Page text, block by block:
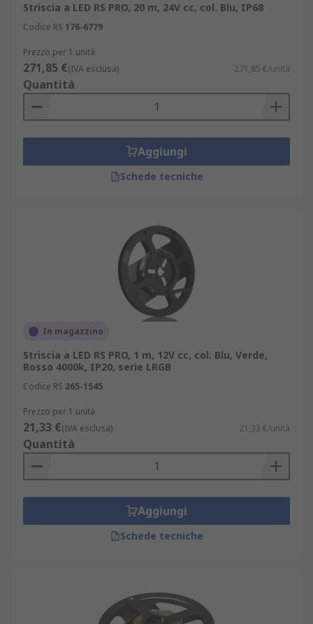
Striscia a LED RS PRO, 20 m, 24V cc, col. Blu, IP68
Codice RS 176-6779
Prezzo per 1 unità
271,85 €(IVA esclusa) 271,85 €/unità
Quantità
Aggiungi
Schede tecniche
In magazzino
Striscia a LED RS PRO, 1 m, 12V cc, col. Blu, Verde,
Rosso 4000k, IP20, serie LRGB
Codice RS 265-1545
Prezzo per 1 unità
21,33 €(IVA esclusa) 21,33 €/unità
Quantità
Aggiungi
Schede tecniche